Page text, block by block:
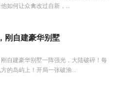
如何让众禽改过自新，...
刚自建豪华别墅
自建豪华别墅一阵强光，大陆破碎！每
的岛屿上！开局一张破渔...